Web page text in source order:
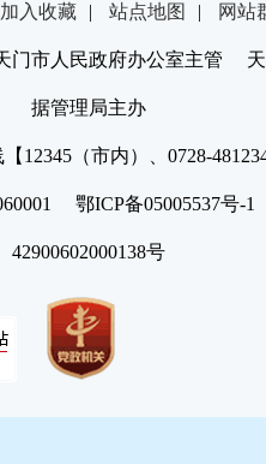
加入收藏 | 站点地图 | 网站
市人民政府办公室主管 天
据管理局主办
12345（市内）、0728-
鄂ICP备05005537号
42900602000138号